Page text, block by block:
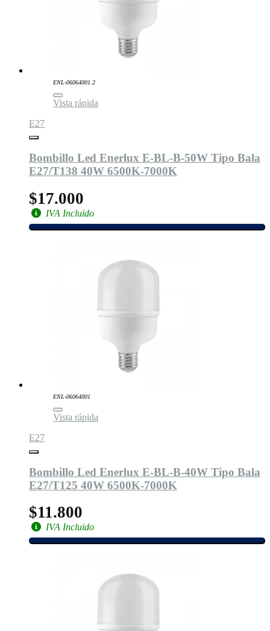
ENL-06064001.2
Vista rápida
E27
Bombillo Led Enerlux E-BL-B-50W Tipo Bala
E27/T138 40W 6500K-7000K
$17.000
IVA Incluido
ENL-06064001
Vista rápida
E27
Bombillo Led Enerlux E-BL-B-40W Tipo Bala
E27/T125 40W 6500K-7000K
$11.800
IVA Incluido